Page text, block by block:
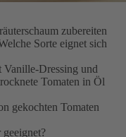
zubereiten
Sorte eignet sich
Dressing und
Tomaten in Öl
gekochten Tomaten